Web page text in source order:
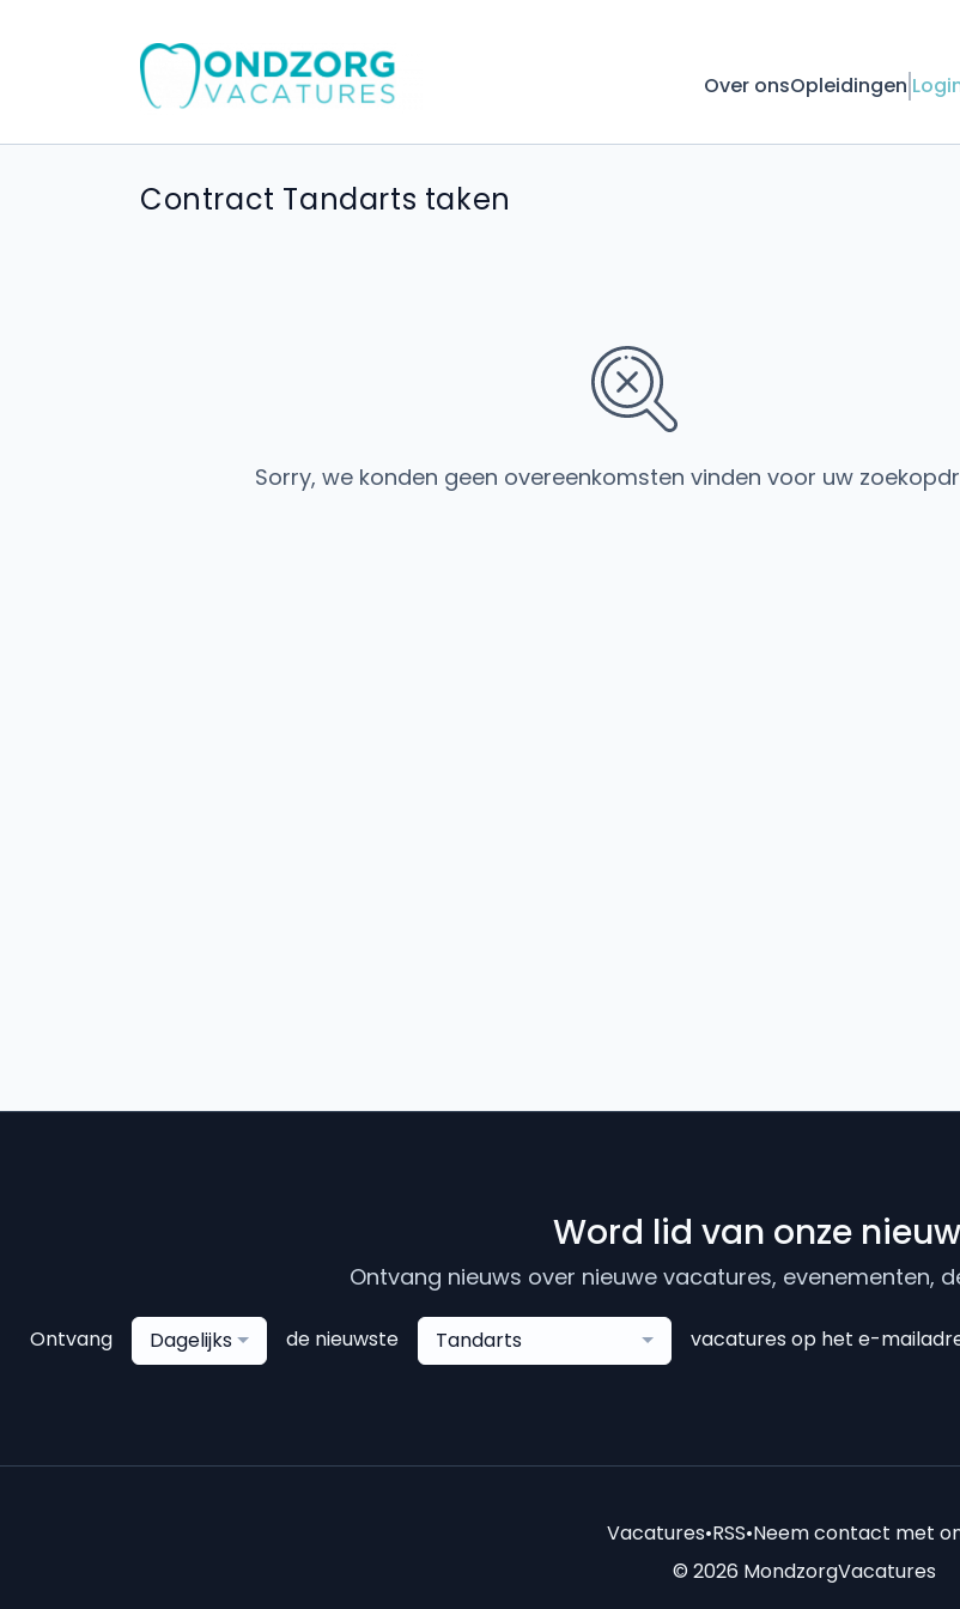
Over onsOpleidingen
Contract Tandarts taken
Sorry, we konden geen overeenkomsten vinden voor uw
Word lid van onze
Ontvang nieuws over nieuwe vacatures, evenementen,
Ontvang Dagelijks de nieuwste Tandarts vacatures op het e-
Vacatures•RSS•Neem contact met
© 2026 MondzorgVacatures